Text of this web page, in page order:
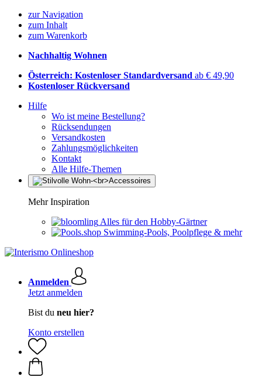
zur Navigation
zum Inhalt
zum Warenkorb
Nachhaltig Wohnen
Österreich: Kostenloser Standardversand ab € 49,90
Kostenloser Rückversand
Hilfe
Wo ist meine Bestellung?
Rücksendungen
Versandkosten
Zahlungsmöglichkeiten
Kontakt
Alle Hilfe-Themen
Mehr Inspiration
Alles für den Hobby-Gärtner
Swimming-Pools, Poolpflege & mehr
Anmelden
Jetzt anmelden
Bist du neu hier?
Konto erstellen